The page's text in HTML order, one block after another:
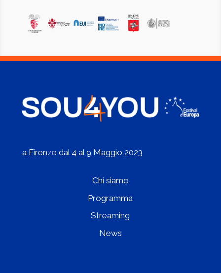
a Firenze dal 4 al 9 Maggio 2023
Chi siamo
Programma
Streaming
News